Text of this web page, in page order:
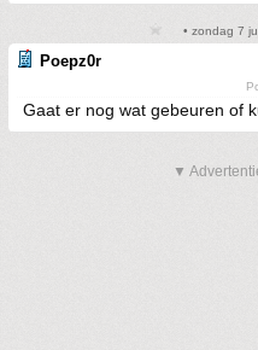
• zondag 7
Poepz0r
Gaat er nog wat gebeuren of
▼